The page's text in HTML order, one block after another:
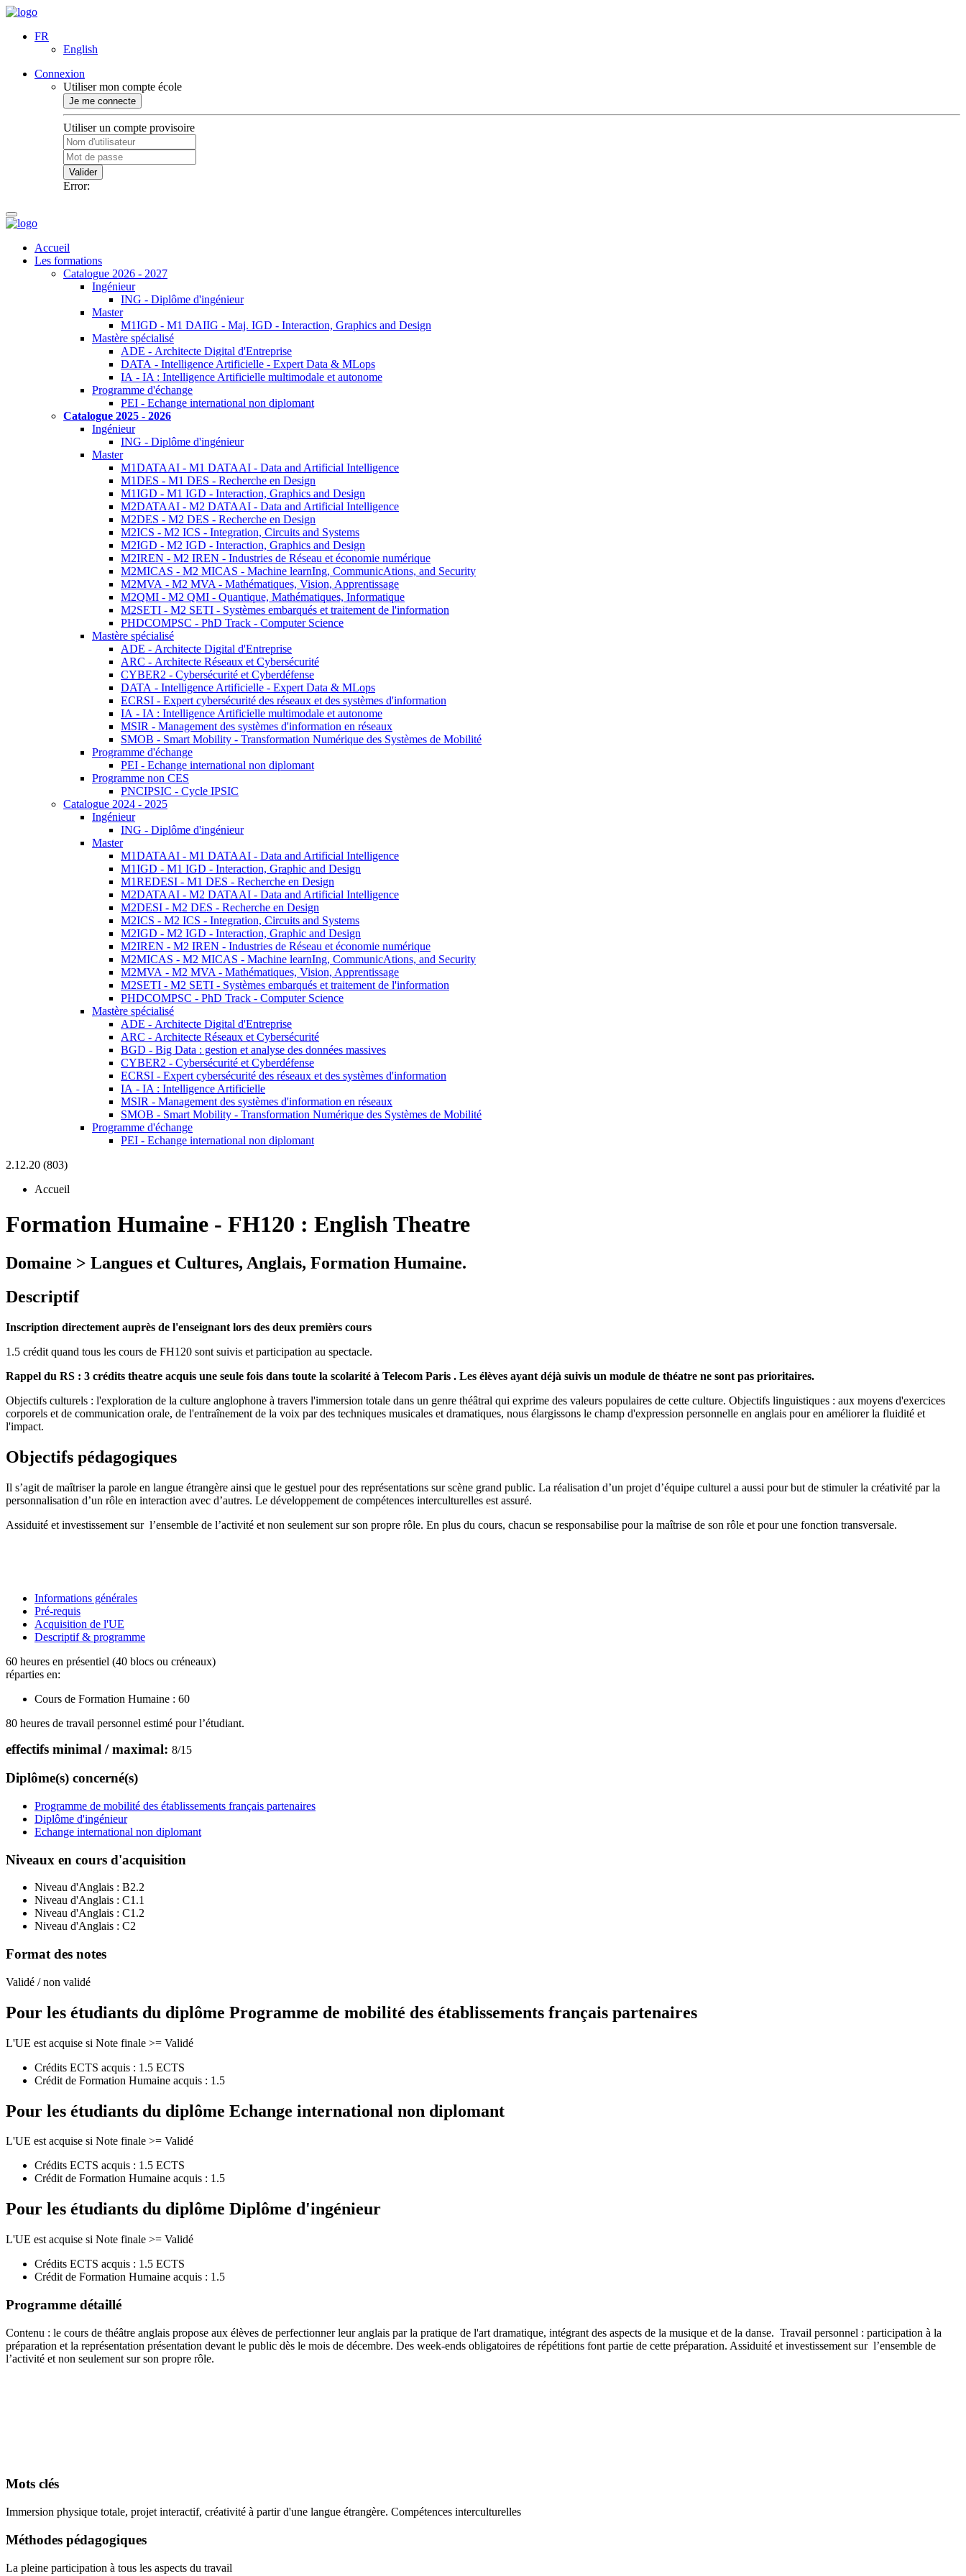
FR
English
Connexion
Utiliser mon compte école
Je me connecte
Utiliser un compte provisoire
Valider
Error:
Accueil
Les formations
Catalogue 2026 - 2027
Ingénieur
ING - Diplôme d'ingénieur
Master
M1IGD - M1 DAIIG - Maj. IGD - Interaction, Graphics and Design
Mastère spécialisé
ADE - Architecte Digital d'Entreprise
DATA - Intelligence Artificielle - Expert Data & MLops
IA - IA : Intelligence Artificielle multimodale et autonome
Programme d'échange
PEI - Echange international non diplomant
Catalogue 2025 - 2026
Ingénieur
ING - Diplôme d'ingénieur
Master
M1DATAAI - M1 DATAAI - Data and Artificial Intelligence
M1DES - M1 DES - Recherche en Design
M1IGD - M1 IGD - Interaction, Graphics and Design
M2DATAAI - M2 DATAAI - Data and Artificial Intelligence
M2DES - M2 DES - Recherche en Design
M2ICS - M2 ICS - Integration, Circuits and Systems
M2IGD - M2 IGD - Interaction, Graphics and Design
M2IREN - M2 IREN - Industries de Réseau et économie numérique
M2MICAS - M2 MICAS - Machine learnIng, CommunicAtions, and Security
M2MVA - M2 MVA - Mathématiques, Vision, Apprentissage
M2QMI - M2 QMI - Quantique, Mathématiques, Informatique
M2SETI - M2 SETI - Systèmes embarqués et traitement de l'information
PHDCOMPSC - PhD Track - Computer Science
Mastère spécialisé
ADE - Architecte Digital d'Entreprise
ARC - Architecte Réseaux et Cybersécurité
CYBER2 - Cybersécurité et Cyberdéfense
DATA - Intelligence Artificielle - Expert Data & MLops
ECRSI - Expert cybersécurité des réseaux et des systèmes d'information
IA - IA : Intelligence Artificielle multimodale et autonome
MSIR - Management des systèmes d'information en réseaux
SMOB - Smart Mobility - Transformation Numérique des Systèmes de Mobilité
Programme d'échange
PEI - Echange international non diplomant
Programme non CES
PNCIPSIC - Cycle IPSIC
Catalogue 2024 - 2025
Ingénieur
ING - Diplôme d'ingénieur
Master
M1DATAAI - M1 DATAAI - Data and Artificial Intelligence
M1IGD - M1 IGD - Interaction, Graphic and Design
M1REDESI - M1 DES - Recherche en Design
M2DATAAI - M2 DATAAI - Data and Artificial Intelligence
M2DESI - M2 DES - Recherche en Design
M2ICS - M2 ICS - Integration, Circuits and Systems
M2IGD - M2 IGD - Interaction, Graphic and Design
M2IREN - M2 IREN - Industries de Réseau et économie numérique
M2MICAS - M2 MICAS - Machine learnIng, CommunicAtions, and Security
M2MVA - M2 MVA - Mathématiques, Vision, Apprentissage
M2SETI - M2 SETI - Systèmes embarqués et traitement de l'information
PHDCOMPSC - PhD Track - Computer Science
Mastère spécialisé
ADE - Architecte Digital d'Entreprise
ARC - Architecte Réseaux et Cybersécurité
BGD - Big Data : gestion et analyse des données massives
CYBER2 - Cybersécurité et Cyberdéfense
ECRSI - Expert cybersécurité des réseaux et des systèmes d'information
IA - IA : Intelligence Artificielle
MSIR - Management des systèmes d'information en réseaux
SMOB - Smart Mobility - Transformation Numérique des Systèmes de Mobilité
Programme d'échange
PEI - Echange international non diplomant
2.12.20 (803)
Accueil
Formation Humaine - FH120 : English Theatre
Domaine > Langues et Cultures, Anglais, Formation Humaine.
Descriptif
Inscription directement auprès de l'enseignant lors des deux premièrs cours
1.5 crédit quand tous les cours de FH120 sont suivis et participation au spectacle.
Rappel du RS : 3 crédits theatre acquis une seule fois dans toute la scolarité à Telecom Paris . Les élèves ayant déjà suivis un module de théatre ne sont pas prioritaires.
Objectifs culturels : l'exploration de la culture anglophone à travers l'immersion totale dans un genre théâtral qui exprime des valeurs populaires de cette culture. Objectifs linguistiques : aux moyens d'exercices
corporels et de communication orale, de l'entraînement de la voix par des techniques musicales et dramatiques, nous élargissons le champ d'expression personnelle en anglais pour en améliorer la fluidité et
l'impact.
Objectifs pédagogiques
Il s’agit de maîtriser la parole en langue étrangère ainsi que le gestuel pour des représentations sur scène grand public. La réalisation d’un projet d’équipe culturel a aussi pour but de stimuler la créativité par la
personnalisation d’un rôle en interaction avec d’autres. Le développement de compétences interculturelles est assuré.
Assiduité et investissement sur l’ensemble de l’activité et non seulement sur son propre rôle. En plus du cours, chacun se responsabilise pour la maîtrise de son rôle et pour une fonction transversale.
Informations générales
Pré-requis
Acquisition de l'UE
Descriptif & programme
60 heures en présentiel (40 blocs ou créneaux)
réparties en:
Cours de Formation Humaine : 60
80 heures de travail personnel estimé pour l’étudiant.
effectifs minimal / maximal: 8/15
Diplôme(s) concerné(s)
Programme de mobilité des établissements français partenaires
Diplôme d'ingénieur
Echange international non diplomant
Niveaux en cours d'acquisition
Niveau d'Anglais : B2.2
Niveau d'Anglais : C1.1
Niveau d'Anglais : C1.2
Niveau d'Anglais : C2
Format des notes
Validé / non validé
Pour les étudiants du diplôme Programme de mobilité des établissements français partenaires
L'UE est acquise si Note finale >= Validé
Crédits ECTS acquis : 1.5 ECTS
Crédit de Formation Humaine acquis : 1.5
Pour les étudiants du diplôme Echange international non diplomant
L'UE est acquise si Note finale >= Validé
Crédits ECTS acquis : 1.5 ECTS
Crédit de Formation Humaine acquis : 1.5
Pour les étudiants du diplôme Diplôme d'ingénieur
L'UE est acquise si Note finale >= Validé
Crédits ECTS acquis : 1.5 ECTS
Crédit de Formation Humaine acquis : 1.5
Programme détaillé
Contenu : le cours de théâtre anglais propose aux élèves de perfectionner leur anglais par la pratique de l'art dramatique, intégrant des aspects de la musique et de la danse. Travail personnel : participation à la
préparation et la représentation présentation devant le public dès le mois de décembre. Des week-ends obligatoires de répétitions font partie de cette préparation. Assiduité et investissement sur l’ensemble de
l’activité et non seulement sur son propre rôle.
Mots clés
Immersion physique totale, projet interactif, créativité à partir d'une langue étrangère. Compétences interculturelles
Méthodes pédagogiques
La pleine participation à tous les aspects du travail